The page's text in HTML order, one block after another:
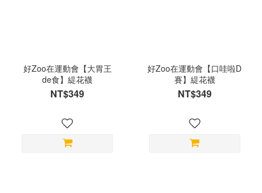
好Zoo在運動會【大胃王
de食】緹花襪
NT$349
好Zoo在運動會【口哇啦D
賽】緹花襪
NT$349